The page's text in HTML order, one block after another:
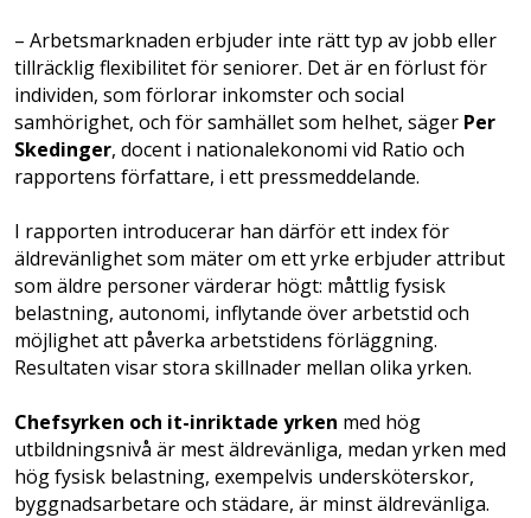
– Arbetsmarknaden erbjuder inte rätt typ av jobb eller
tillräcklig flexibilitet för seniorer. Det är en förlust för
individen, som förlorar inkomster och social
samhörighet, och för samhället som helhet, säger Per
Skedinger, docent i nationalekonomi vid Ratio och
rapportens författare, i ett pressmeddelande.
I rapporten introducerar han därför ett index för
äldrevänlighet som mäter om ett yrke erbjuder attribut
som äldre personer värderar högt: måttlig fysisk
belastning, autonomi, inflytande över arbetstid och
möjlighet att påverka arbetstidens förläggning.
Resultaten visar stora skillnader mellan olika yrken.
Chefsyrken och it-inriktade yrken med hög
utbildningsnivå är mest äldrevänliga, medan yrken med
hög fysisk belastning, exempelvis undersköterskor,
byggnadsarbetare och städare, är minst äldrevänliga.